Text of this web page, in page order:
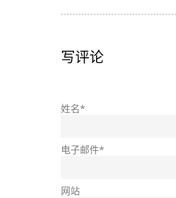
写评论
姓名*
电子邮件*
网站